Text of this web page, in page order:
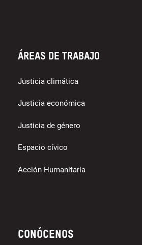
Áreas de trabajo
Justicia climática
Justicia económica
Justicia de género
Espacio cívico
Acción Humanitaria
Conócenos